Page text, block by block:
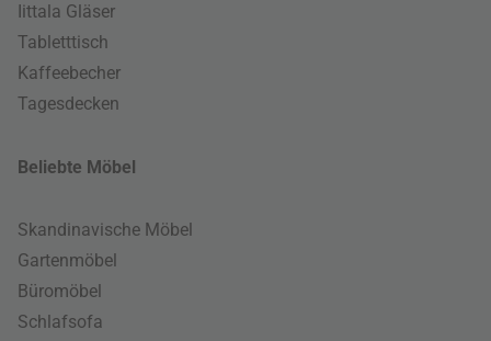
Iittala Gläser
Tabletttisch
Kaffeebecher
Tagesdecken
Beliebte Möbel
Skandinavische Möbel
Gartenmöbel
Büromöbel
Schlafsofa